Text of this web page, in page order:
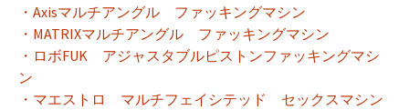
・Axisマルチアングル ファッキングマシン
・MATRIXマルチアングル ファッキングマシン
・ロボFUK アジャスタブルピストンファッキングマシ
ン
・マエストロ マルチフェイシテッド セックスマシン